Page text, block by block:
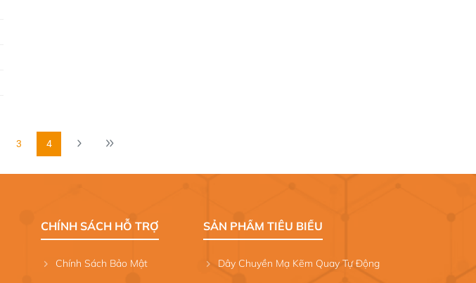
3 4
CHÍNH SÁCH HỖ TRỢ
Chính Sách Bảo Mật
SẢN PHẨM TIÊU BIỂU
Dây Chuyền Mạ Kẽm Quay Tự Động